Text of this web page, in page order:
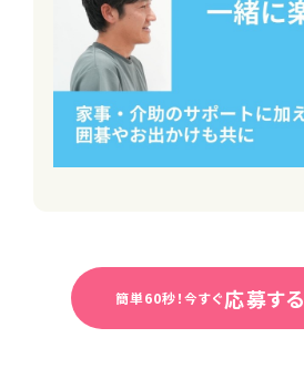
簡単60秒！今すぐ応募する